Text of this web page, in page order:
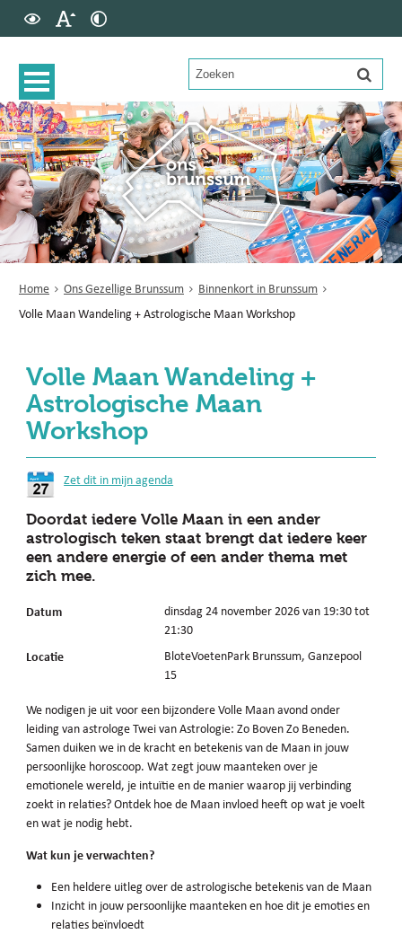
Home Ons Gezellige Brunssum
Binnenkort in Brunssum
Volle Maan Wandeling + Astrologische Maan Workshop
Volle Maan Wandeling +
Astrologische Maan
Workshop
Zet dit in mijn agenda
Doordat iedere Volle Maan in een ander
astrologisch teken staat brengt dat iedere keer
een andere energie of een ander thema met
zich mee.
Datum
dinsdag 24 november 2026 van 19:30 tot
21:30
Locatie
BloteVoetenPark Brunssum, Ganzepool
15
We nodigen je uit voor een bijzondere Volle Maan avond onder
leiding van astrologe Twei van Astrologie: Zo Boven Zo Beneden.
Samen duiken we in de kracht en betekenis van de Maan in jouw
persoonlijke horoscoop. Wat zegt jouw maanteken over je
emotionele wereld, je intuïtie en de manier waarop jij verbinding
zoekt in relaties? Ontdek hoe de Maan invloed heeft op wat je voelt
en wat je nodig hebt.
Wat kun je verwachten?
Een heldere uitleg over de astrologische betekenis van de Maan
Inzicht in jouw persoonlijke maanteken en hoe dit je emoties en
relaties beïnvloedt